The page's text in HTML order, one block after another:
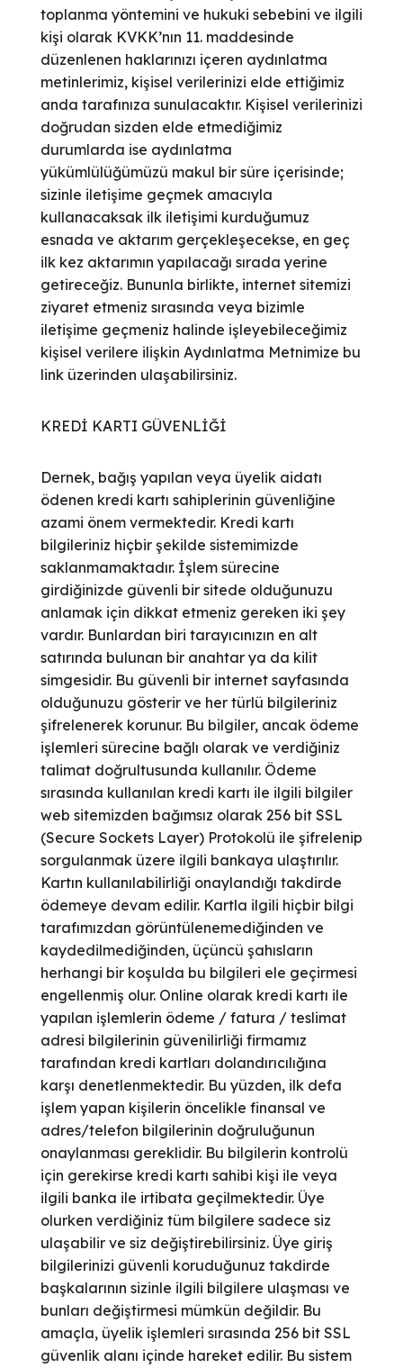
toplanma yöntemini ve hukuki sebebini ve ilgili
kişi olarak KVKK’nın 11. maddesinde
düzenlenen haklarınızı içeren aydınlatma
metinlerimiz, kişisel verilerinizi elde ettiğimiz
anda tarafınıza sunulacaktır. Kişisel verilerinizi
doğrudan sizden elde etmediğimiz
durumlarda ise aydınlatma
yükümlülüğümüzü makul bir süre içerisinde;
sizinle iletişime geçmek amacıyla
kullanacaksak ilk iletişimi kurduğumuz
esnada ve aktarım gerçekleşecekse, en geç
ilk kez aktarımın yapılacağı sırada yerine
getireceğiz. Bununla birlikte, internet sitemizi
ziyaret etmeniz sırasında veya bizimle
iletişime geçmeniz halinde işleyebileceğimiz
kişisel verilere ilişkin Aydınlatma Metnimize bu
link üzerinden ulaşabilirsiniz.
KREDİ KARTI GÜVENLİĞİ
Dernek, bağış yapılan veya üyelik aidatı
ödenen kredi kartı sahiplerinin güvenliğine
azami önem vermektedir. Kredi kartı
bilgileriniz hiçbir şekilde sistemimizde
saklanmamaktadır. İşlem sürecine
girdiğinizde güvenli bir sitede olduğunuzu
anlamak için dikkat etmeniz gereken iki şey
vardır. Bunlardan biri tarayıcınızın en alt
satırında bulunan bir anahtar ya da kilit
simgesidir. Bu güvenli bir internet sayfasında
olduğunuzu gösterir ve her türlü bilgileriniz
şifrelenerek korunur. Bu bilgiler, ancak ödeme
işlemleri sürecine bağlı olarak ve verdiğiniz
talimat doğrultusunda kullanılır. Ödeme
sırasında kullanılan kredi kartı ile ilgili bilgiler
web sitemizden bağımsız olarak 256 bit SSL
(Secure Sockets Layer) Protokolü ile şifrelenip
sorgulanmak üzere ilgili bankaya ulaştırılır.
Kartın kullanılabilirliği onaylandığı takdirde
ödemeye devam edilir. Kartla ilgili hiçbir bilgi
tarafımızdan görüntülenemediğinden ve
kaydedilmediğinden, üçüncü şahısların
herhangi bir koşulda bu bilgileri ele geçirmesi
engellenmiş olur. Online olarak kredi kartı ile
yapılan işlemlerin ödeme / fatura / teslimat
adresi bilgilerinin güvenilirliği firmamız
tarafından kredi kartları dolandırıcılığına
karşı denetlenmektedir. Bu yüzden, ilk defa
işlem yapan kişilerin öncelikle finansal ve
adres/telefon bilgilerinin doğruluğunun
onaylanması gereklidir. Bu bilgilerin kontrolü
için gerekirse kredi kartı sahibi kişi ile veya
ilgili banka ile irtibata geçilmektedir. Üye
olurken verdiğiniz tüm bilgilere sadece siz
ulaşabilir ve siz değiştirebilirsiniz. Üye giriş
bilgilerinizi güvenli koruduğunuz takdirde
başkalarının sizinle ilgili bilgilere ulaşması ve
bunları değiştirmesi mümkün değildir. Bu
amaçla, üyelik işlemleri sırasında 256 bit SSL
güvenlik alanı içinde hareket edilir. Bu sistem